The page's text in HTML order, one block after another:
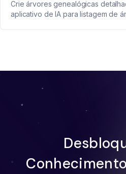
De Clientes
Crie árvores genealógicas
aplicativo de IA para listagem de